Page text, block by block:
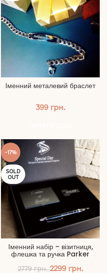
Іменний металевий браслет
399 грн.
-17%
SOLD
OUT
Іменний набір – візитниця,
флешка та ручка Parker
2779грн. Оригінальна
2299 грн.